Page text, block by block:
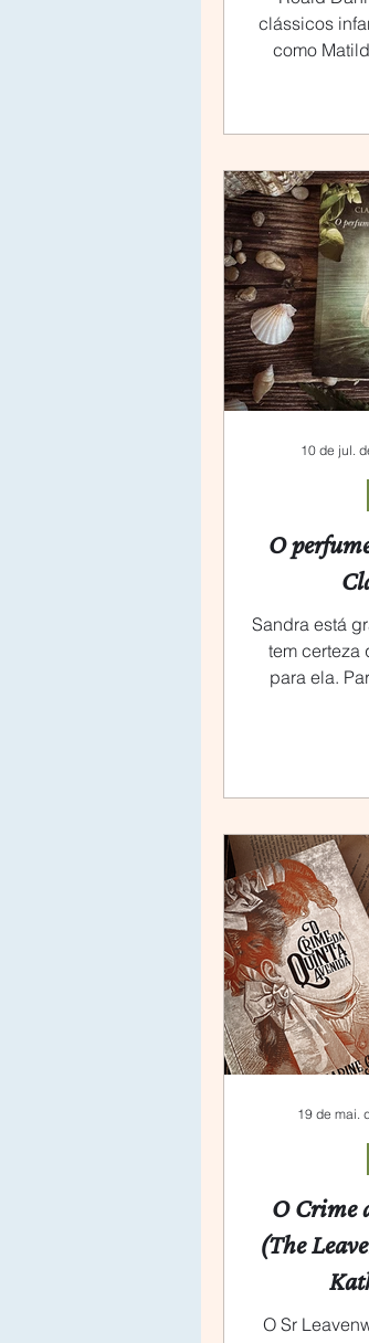
clássicos
como
O
Sandra está
tem certeza
para ela.
10 de jul.
O Crime
(The
O Sr
19 de mai.